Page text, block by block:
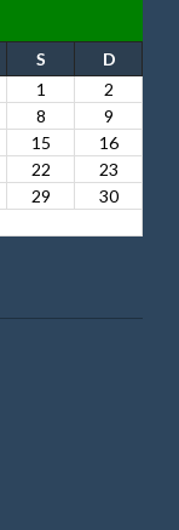
S
D
1
2
8
9
15
16
22
23
29
30